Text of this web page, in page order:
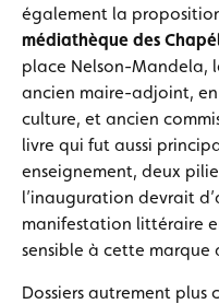
également la
médiathèque des
place Nelson-Mandela,
ancien maire-adjoint,
culture, et ancien
livre qui fut aussi
enseignement, deux
l’inauguration devrait
manifestation littéraire
sensible à cette marque
Dossiers autrement plus